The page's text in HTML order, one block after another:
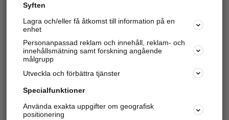
Har du redan verifierat ditt företag? Logga in
Varje vecka besöker du och4 miljoner
andra
härliga användare oss för att hitta rätt lokal
Syften
Lagra och/eller få åtkomst till information på en
enhet
Personanpassad reklam och innehåll, reklam- och
innehållsmätning samt forskning angående
målgrupp
Utveckla och förbättra tjänster
Specialfunktioner
Använda exakta uppgifter om geografisk
positionering